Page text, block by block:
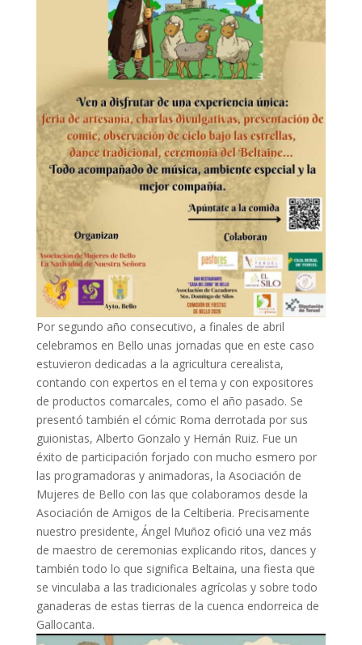
Por segundo año consecutivo, a finales de abril
celebramos en Bello unas jornadas que en este caso
estuvieron dedicadas a la agricultura cerealista,
contando con expertos en el tema y con expositores
de productos comarcales, como el año pasado. Se
presentó también el cómic Roma derrotada por sus
guionistas, Alberto Gonzalo y Hernán Ruiz. Fue un
éxito de participación forjado con mucho esmero por
las programadoras y animadoras, la Asociación de
Mujeres de Bello con las que colaboramos desde la
Asociación de Amigos de la Celtiberia. Precisamente
nuestro presidente, Ángel Muñoz ofició una vez más
de maestro de ceremonias explicando ritos, dances y
también todo lo que significa Beltaina, una fiesta que
se vinculaba a las tradicionales agrícolas y sobre todo
ganaderas de estas tierras de la cuenca endorreica de
Gallocanta.